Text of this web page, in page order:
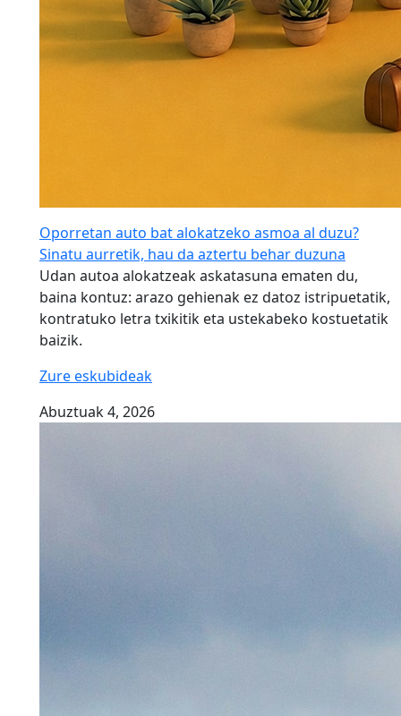
Oporretan auto bat alokatzeko asmoa al duzu?
Sinatu aurretik, hau da aztertu behar duzuna
Udan autoa alokatzeak askatasuna ematen du,
baina kontuz: arazo gehienak ez datoz istripuetatik,
kontratuko letra txikitik eta ustekabeko kostuetatik
baizik.
Zure eskubideak
Abuztuak 4, 2026